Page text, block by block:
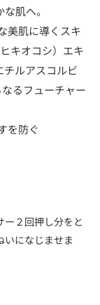
な肌へ。
美肌に導くスキ
キオコシ）エキ
チルアスコルビ
るフューチャー
を防ぐ
２回押し分をと
いになじませま